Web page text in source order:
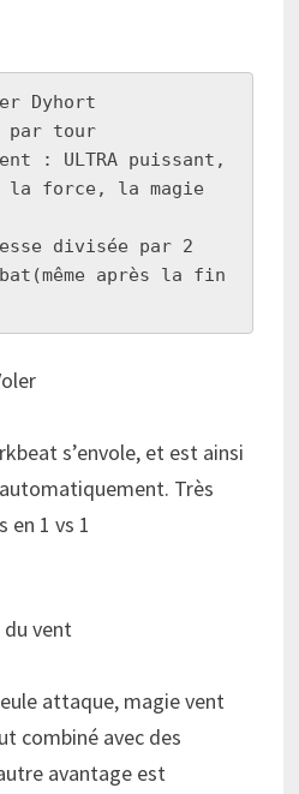
la force, la magie
après la fin
s’envole, et est ainsi
Très
en 1 vs 1
du vent
attaque, magie vent
combiné avec des
avantage est